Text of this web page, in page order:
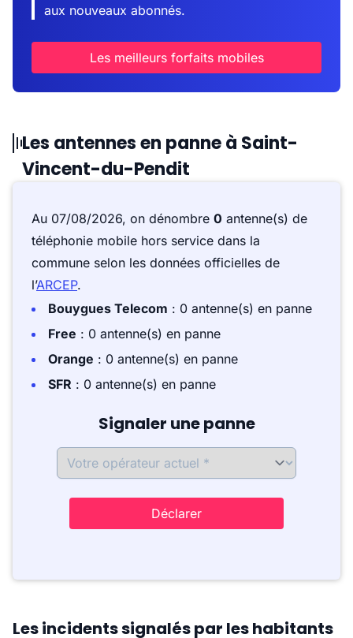
aux nouveaux abonnés.
Les meilleurs forfaits mobiles
Les antennes en panne à Saint-
Vincent-du-Pendit
Au 07/08/2026, on dénombre 0 antenne(s) de
téléphonie mobile hors service dans la
commune selon les données officielles de
l’ARCEP.
Bouygues Telecom : 0 antenne(s) en panne
Free : 0 antenne(s) en panne
Orange : 0 antenne(s) en panne
SFR : 0 antenne(s) en panne
Signaler une panne
Déclarer
Les incidents signalés par les habitants